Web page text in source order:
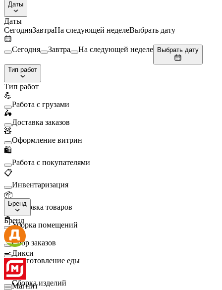
Даты
Даты
СегодняЗавтраНа следующей неделеВыбрать дату
Сегодня Завтра На следующей неделе Выбрать дату
Тип работ
Тип работ
💪
Работа с грузами
🛵
Доставка заказов
🧸
Оформление витрин
🛍️
Работа с покупателями
📋
Инвентаризация
📦
Упаковка товаров
🧹
Уборка помещений
🛒
Сбор заказов
🍳
Приготовление еды
🛠️
Сборка изделий
Бренд
Бренд
Дикси
Магнит